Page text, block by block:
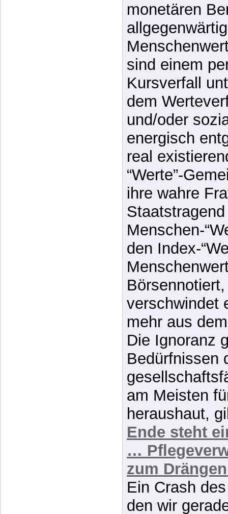
Die Inflation
monetären
sind einem
Kursverfall
dem
und/oder
energisch
real
“Werte”-
ihre wahre
Menschen-
den Index-
verschwindet
mehr aus
Die Ignoranz
Bedürfnissen
am Meisten
heraushaut,
Ende steht
…
zum